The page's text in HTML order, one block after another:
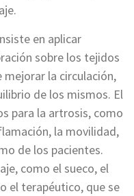
en aplicar
sobre los tejidos
mejorar la circulación,
de los mismos. El
para la artrosis, como
la movilidad,
de los pacientes.
como el sueco, el
el terapéutico, que se